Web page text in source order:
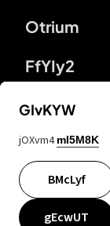
Otrium
FfYIy2
wZQPfd
nLC6tu
GIvKYW
jOXvm4 mI5M8K
BMcLyf
gEcwUT